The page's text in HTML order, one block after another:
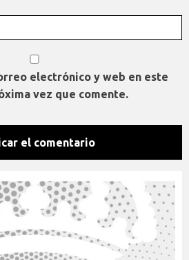
electrónico y web en este
vez que comente.